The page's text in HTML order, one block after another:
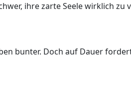
ihre zarte Seele wirklich zu
bunter. Doch auf Dauer